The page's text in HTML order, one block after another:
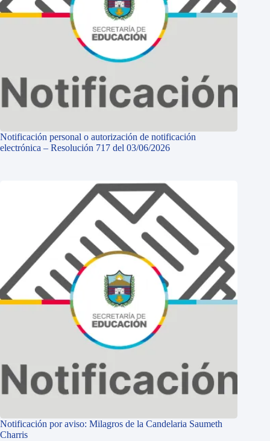
Notificación personal o autorización de notificación
electrónica – Resolución 717 del 03/06/2026
Notificación por aviso: Milagros de la Candelaria Saumeth
Charris